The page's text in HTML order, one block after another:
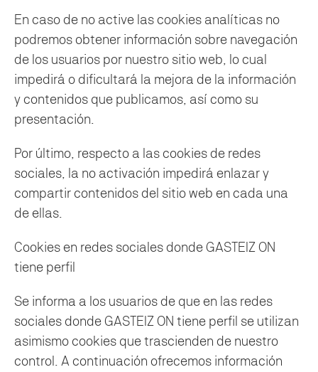
En caso de no active las cookies analíticas no
podremos obtener información sobre navegación
de los usuarios por nuestro sitio web, lo cual
impedirá o dificultará la mejora de la información
y contenidos que publicamos, así como su
presentación.
Por último, respecto a las cookies de redes
sociales, la no activación impedirá enlazar y
compartir contenidos del sitio web en cada una
de ellas.
Cookies en redes sociales donde GASTEIZ ON
tiene perfil
Se informa a los usuarios de que en las redes
sociales donde GASTEIZ ON tiene perfil se utilizan
asimismo cookies que trascienden de nuestro
control. A continuación ofrecemos información